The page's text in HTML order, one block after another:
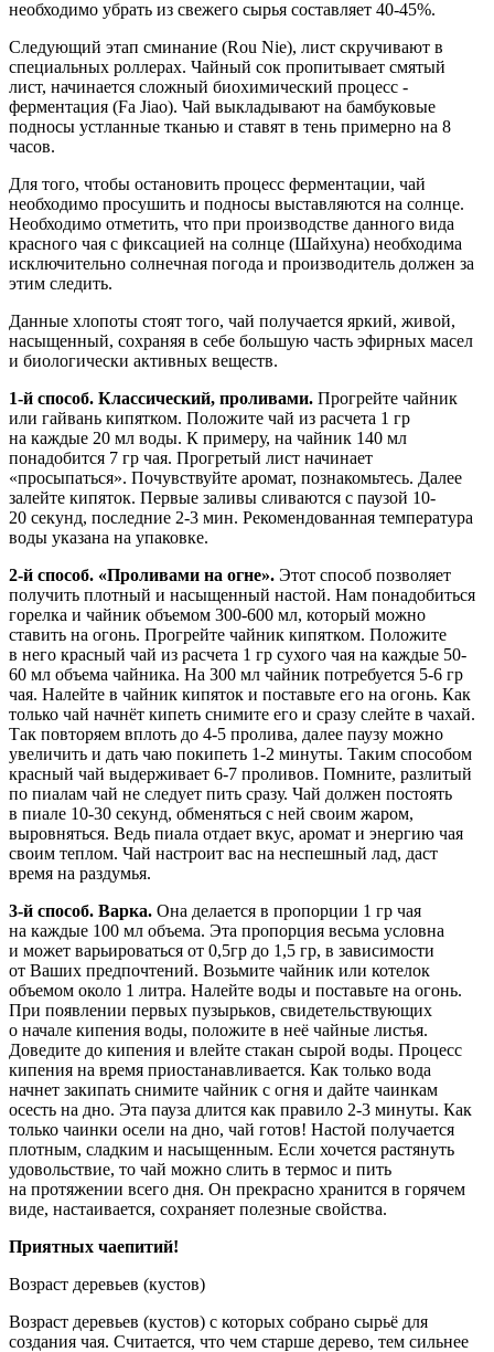
необходимо убрать из свежего сырья составляет 40-45%.
Следующий этап сминание (Rou Nie), лист скручивают в
специальных роллерах. Чайный сок пропитывает смятый
лист, начинается сложный биохимический процесс -
ферментация (Fa Jiao). Чай выкладывают на бамбуковые
подносы устланные тканью и ставят в тень примерно на 8
часов.
Для того, чтобы остановить процесс ферментации, чай
необходимо просушить и подносы выставляются на солнце.
Необходимо отметить, что при производстве данного вида
красного чая с фиксацией на солнце (Шайхуна) необходима
исключительно солнечная погода и производитель должен за
этим следить.
Данные хлопоты стоят того, чай получается яркий, живой,
насыщенный, сохраняя в себе большую часть эфирных масел
и биологически активных веществ.
1-й способ. Классический, проливами. Прогрейте чайник
или гайвань кипятком. Положите чай из расчета 1 гр
на каждые 20 мл воды. К примеру, на чайник 140 мл
понадобится 7 гр чая. Прогретый лист начинает
«просыпаться». Почувствуйте аромат, познакомьтесь. Далее
залейте кипяток. Первые заливы сливаются с паузой 10-
20 секунд, последние 2-3 мин. Рекомендованная температура
воды указана на упаковке.
2-й способ. «Проливами на огне». Этот способ позволяет
получить плотный и насыщенный настой. Нам понадобиться
горелка и чайник объемом 300-600 мл, который можно
ставить на огонь. Прогрейте чайник кипятком. Положите
в него красный чай из расчета 1 гр сухого чая на каждые 50-
60 мл объема чайника. На 300 мл чайник потребуется 5-6 гр
чая. Налейте в чайник кипяток и поставьте его на огонь. Как
только чай начнёт кипеть снимите его и сразу слейте в чахай.
Так повторяем вплоть до 4-5 пролива, далее паузу можно
увеличить и дать чаю покипеть 1-2 минуты. Таким способом
красный чай выдерживает 6-7 проливов. Помните, разлитый
по пиалам чай не следует пить сразу. Чай должен постоять
в пиале 10-30 секунд, обменяться с ней своим жаром,
выровняться. Ведь пиала отдает вкус, аромат и энергию чая
своим теплом. Чай настроит вас на неспешный лад, даст
время на раздумья.
3-й способ. Варка. Она делается в пропорции 1 гр чая
на каждые 100 мл объема. Эта пропорция весьма условна
и может варьироваться от 0,5гр до 1,5 гр, в зависимости
от Ваших предпочтений. Возьмите чайник или котелок
объемом около 1 литра. Налейте воды и поставьте на огонь.
При появлении первых пузырьков, свидетельствующих
о начале кипения воды, положите в неё чайные листья.
Доведите до кипения и влейте стакан сырой воды. Процесс
кипения на время приостанавливается. Как только вода
начнет закипать снимите чайник с огня и дайте чаинкам
осесть на дно. Эта пауза длится как правило 2-3 минуты. Как
только чаинки осели на дно, чай готов! Настой получается
плотным, сладким и насыщенным. Если хочется растянуть
удовольствие, то чай можно слить в термос и пить
на протяжении всего дня. Он прекрасно хранится в горячем
виде, настаивается, сохраняет полезные свойства.
Приятных чаепитий!
Возраст деревьев (кустов)
Возраст деревьев (кустов) с которых собрано сырьё для
создания чая. Считается, что чем старше дерево, тем сильнее